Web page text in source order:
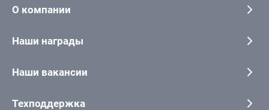
О компании
Наши награды
Наши вакансии
Техподдержка